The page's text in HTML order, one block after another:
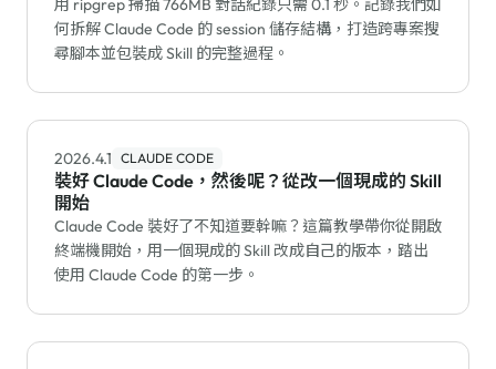
用 ripgrep 掃描 766MB 對話紀錄只需 0.1 秒。記錄我們如
何拆解 Claude Code 的 session 儲存結構，打造跨專案搜
尋腳本並包裝成 Skill 的完整過程。
2026.4.1 CLAUDE CODE
裝好 Claude Code，然後呢？從改一個現成的 Skill
開始
Claude Code 裝好了不知道要幹嘛？這篇教學帶你從開啟
終端機開始，用一個現成的 Skill 改成自己的版本，踏出
使用 Claude Code 的第一步。